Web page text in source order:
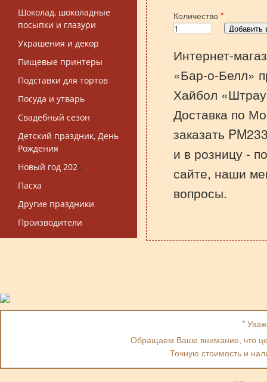
Шоколад, шоколадные
посыпки и глазури
Украшения и декор
Пищевые принтеры
Подставки для тортов
Посуда и утварь
Свадебный сезон
Детский праздник, День
Рождения
Новый год 2025
Пасха
Другие праздники
Производители
Количество *
Интернет-
«Бар-о-Белл»
Хайбол
Доставка по
заказать
и в розницу -
сайте, наши
вопросы.
*
Обращаем Ваше внимание, что
Точную стоимость и